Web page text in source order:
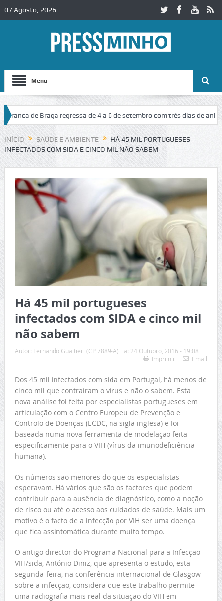
07 Agosto, 2026
Menu
de Braga regressa de 4 a 6 de setembro com três dias de animação
INÍCIO SAÚDE E AMBIENTE
HÁ 45 MIL PORTUGUESES
INFECTADOS COM SIDA E CINCO MIL NÃO SABEM
Há 45 mil portugueses
infectados com SIDA e cinco mil
não sabem
Autor: Fernando Gualtieri (CP 7889-A) a: 24 Outubro, 2016 - 19:08
Imprimir
Email
Dos 45 mil infectados com sida em Portugal, há menos de
cinco mil que contraíram o vírus e não o sabem. Esta
nova análise foi feita por especialistas portugueses em
articulação com o Centro Europeu de Prevenção e
Controlo de Doenças (ECDC, na sigla inglesa) e foi
baseada numa nova ferramenta de modelação feita
especificamente para o VIH (vírus da imunodeficiência
humana).
Os números são menores do que os especialistas
esperavam. Há vários que são os factores que podem
contribuir para a ausência de diagnóstico, como a noção
de risco ou até o acesso aos cuidados de saúde. Mais um
motivo é o facto de a infecção por VIH ser uma doença
que fica assintomática durante muito tempo.
O antigo director do Programa Nacional para a Infecção
VIH/sida, António Diniz, que apresenta o estudo, esta
segunda-feira, na conferência internacional de Glasgow
sobre a infecção, considera que este trabalho permite
uma radiografia mais real da situação do VIH em